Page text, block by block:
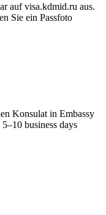
auf visa.kdmid.ru aus.
Sie ein Passfoto
Konsulat in Embassy
business days